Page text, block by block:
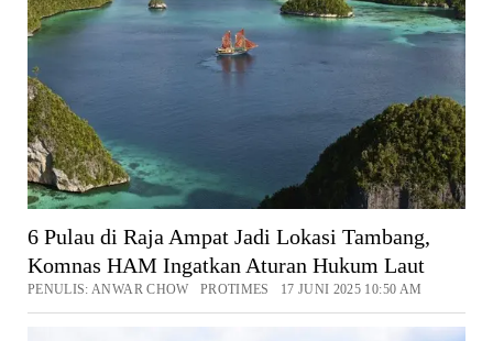
6 Pulau di Raja Ampat Jadi Lokasi Tambang,
Komnas HAM Ingatkan Aturan Hukum Laut
PENULIS: ANWAR CHOW PROTIMES 17 JUNI 2025 10:50 AM